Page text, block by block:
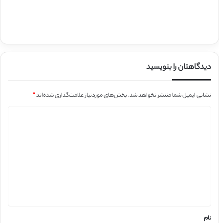
دیدگاهتان را بنویسید
نشانی ایمیل شما منتشر نخواهد شد.بخش‌های موردنیاز علامت‌گذاری شده‌اند*
نام